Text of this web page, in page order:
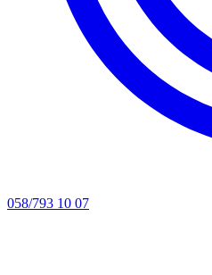
058/793 10 07